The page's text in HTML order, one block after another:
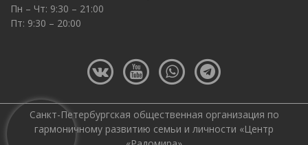
Пн – Чт: 9:30 – 21:00
Пт: 9:30 – 20:00
Санкт-Петербургская общественная организация по
гармоничному развитию семьи и личности «Центр